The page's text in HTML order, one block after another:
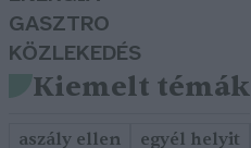
GASZTRO
KÖZLEKEDÉS
Kiemelt témák
aszály ellen egyél helyit